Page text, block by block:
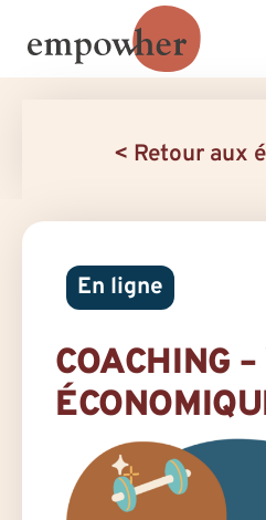
< Retour aux
En ligne
COACHING